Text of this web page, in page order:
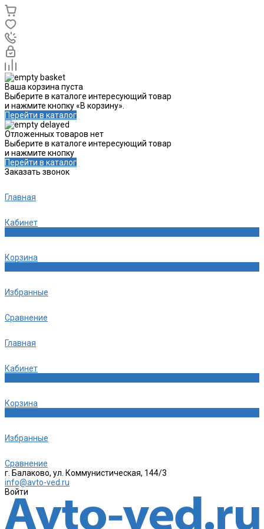
Ваша корзина пуста
Выберите в каталоге интересующий товар
и нажмите кнопку «В корзину».
Перейти в каталог
Отложенных товаров нет
Выберите в каталоге интересующий товар
и нажмите кнопку
Перейти в каталог
Заказать звонок
Главная
Кабинет
Корзина
Избранные
Сравнение
Главная
Кабинет
Корзина
Избранные
Сравнение
г. Балаково, ул. Коммунистическая, 144/3
info@avto-ved.ru
Войти